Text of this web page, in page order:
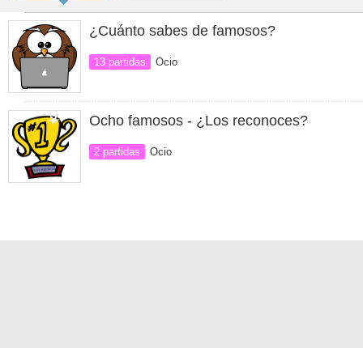
¿Cuánto sabes de famosos?
13 partidas Ocio
Ocho famosos - ¿Los reconoces?
2 partidas Ocio